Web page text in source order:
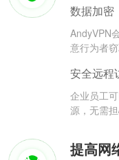
数据加密
AndyVPN
意行为者窃
安全远程
企业员工
源，无需担
提高网